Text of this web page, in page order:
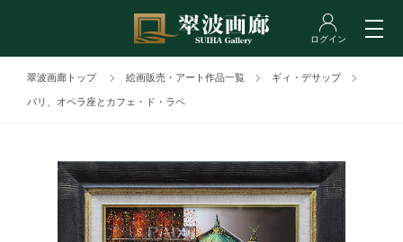
翠波画廊トップ 絵画販売・アート作品一覧 ギィ・デサップ
パリ、オペラ座とカフェ・ド・ラペ